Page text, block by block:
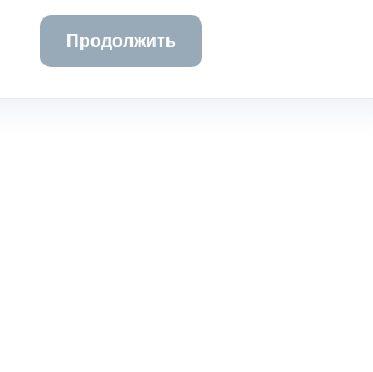
Продолжить